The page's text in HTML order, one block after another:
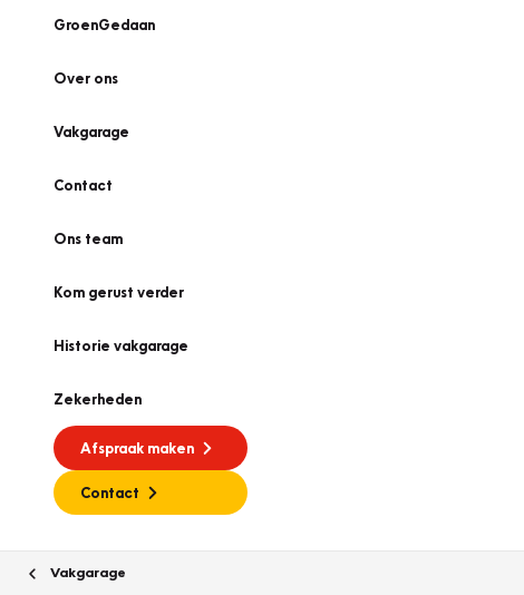
GroenGedaan
Over ons
Vakgarage
Contact
Ons team
Kom gerust verder
Historie vakgarage
Zekerheden
Afspraak maken
Contact
Vakgarage